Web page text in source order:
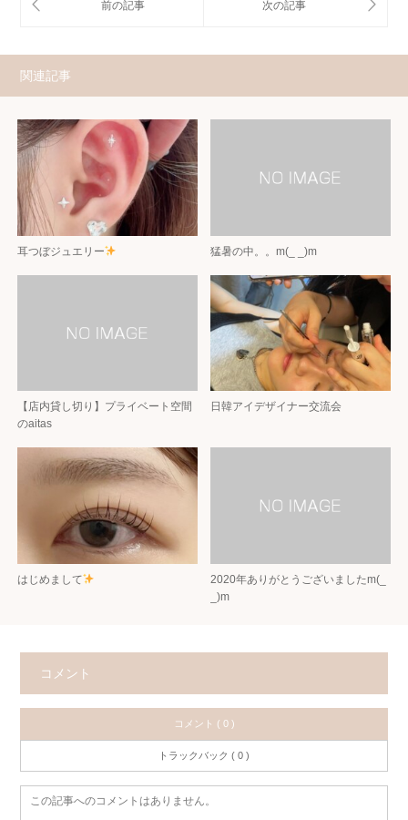
関連記事
耳つぼジュエリー 猛暑の中。。m(_ _)m
【店内貸し切り】プライベート空間
のaitas
日韓アイデザイナー交流会
はじめまして
2020年ありがとうございましたm(_
_)m
コメント
コメント ( 0 )
トラックバック ( 0 )
この記事へのコメントはありません。